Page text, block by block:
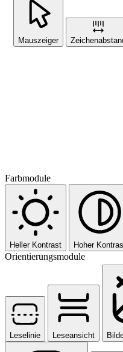
Mauszeiger
Farbmodule
Heller Kontrast Hoher
Orientierungsmodule
Leselinie Leseansicht